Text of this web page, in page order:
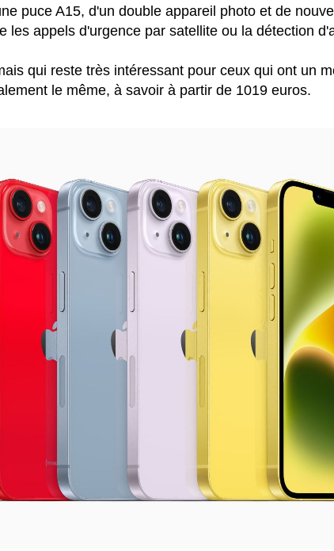
puce A15, d'un double appareil photo et de
les appels d'urgence par satellite ou la détection
qui reste très intéressant pour ceux qui ont un
le même, à savoir à partir de 1019 euros.